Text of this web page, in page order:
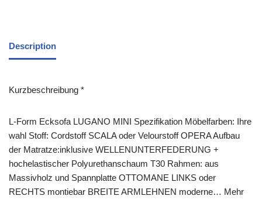
Description
Kurzbeschreibung *
L-Form Ecksofa LUGANO MINI Spezifikation Möbelfarben: Ihre
wahl Stoff: Cordstoff SCALA oder Velourstoff OPERA Aufbau
der Matratze:inklusive WELLENUNTERFEDERUNG +
hochelastischer Polyurethanschaum T30 Rahmen: aus
Massivholz und Spannplatte OTTOMANE LINKS oder
RECHTS montiebar BREITE ARMLEHNEN moderne… Mehr